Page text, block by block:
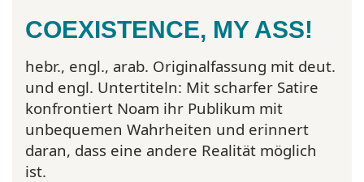
COEXISTENCE, MY ASS!
hebr., engl., arab. Originalfassung mit deut.
und engl. Untertiteln: Mit scharfer Satire
konfrontiert Noam ihr Publikum mit
unbequemen Wahrheiten und erinnert
daran, dass eine andere Realität möglich
ist.